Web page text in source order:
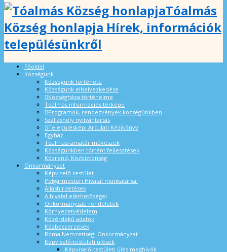
Tóalmás
Község honlapja Hírek, információk
településünkről
Főoldal
Községünk
Községünk története
Községünk elhelyezkedése
Községháza történelme
Tóalmás információs térképe
Programok, rendezvények községünkben
Szálláshely nyilvántartás
Településképi Arculati Kézikönyv
Egyház
Tóalmási amatőr művészek
Községünkben történt fejlesztések
Közrend, Közbiztonság
Önkormányzat
Képviselő-testület
Polgármesteri Hivatal munkatársai
Álláshirdetések
A hivatal elérhetőségei
Önkormányzati rendeletek
Környezetvédelem
Közérdekű adatok
Közbeszerzések
Roma Nemzetiségi Önkormányzat
Képviselő-testületi ülések
Képviselő-testületi ülés meghívók